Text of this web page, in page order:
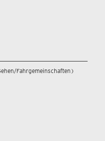
Fahrgemeinschaften)